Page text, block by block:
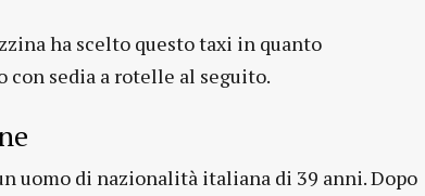
ha scelto questo taxi in quanto
con sedia a rotelle al seguito.
uomo di nazionalità italiana di 39 anni. Dopo